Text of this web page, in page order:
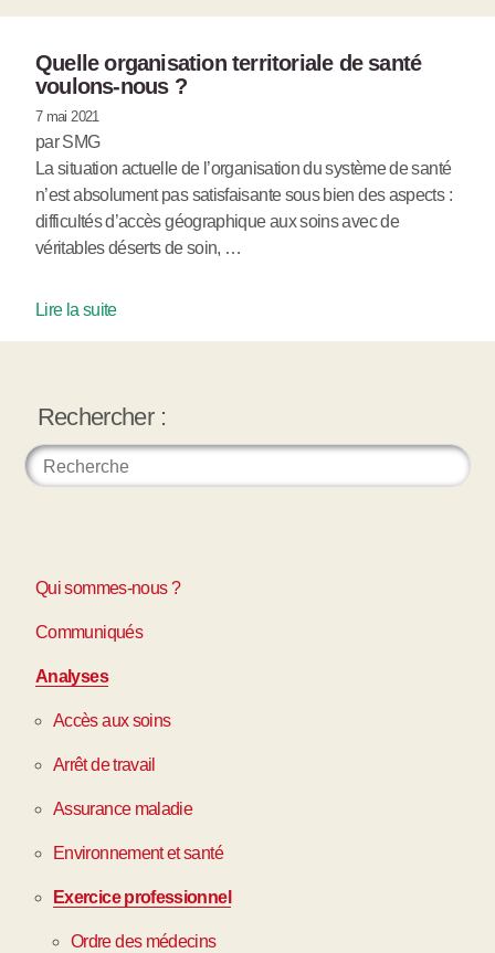
Quelle organisation territoriale de santé
voulons-nous ?
7 mai 2021
par SMG
La situation actuelle de l’organisation du système de santé
n’est absolument pas satisfaisante sous bien des aspects :
difficultés d’accès géographique aux soins avec de
véritables déserts de soin, …
Lire la suite
Rechercher :
Qui sommes-nous ?
Communiqués
Analyses
Accès aux soins
Arrêt de travail
Assurance maladie
Environnement et santé
Exercice professionnel
Ordre des médecins